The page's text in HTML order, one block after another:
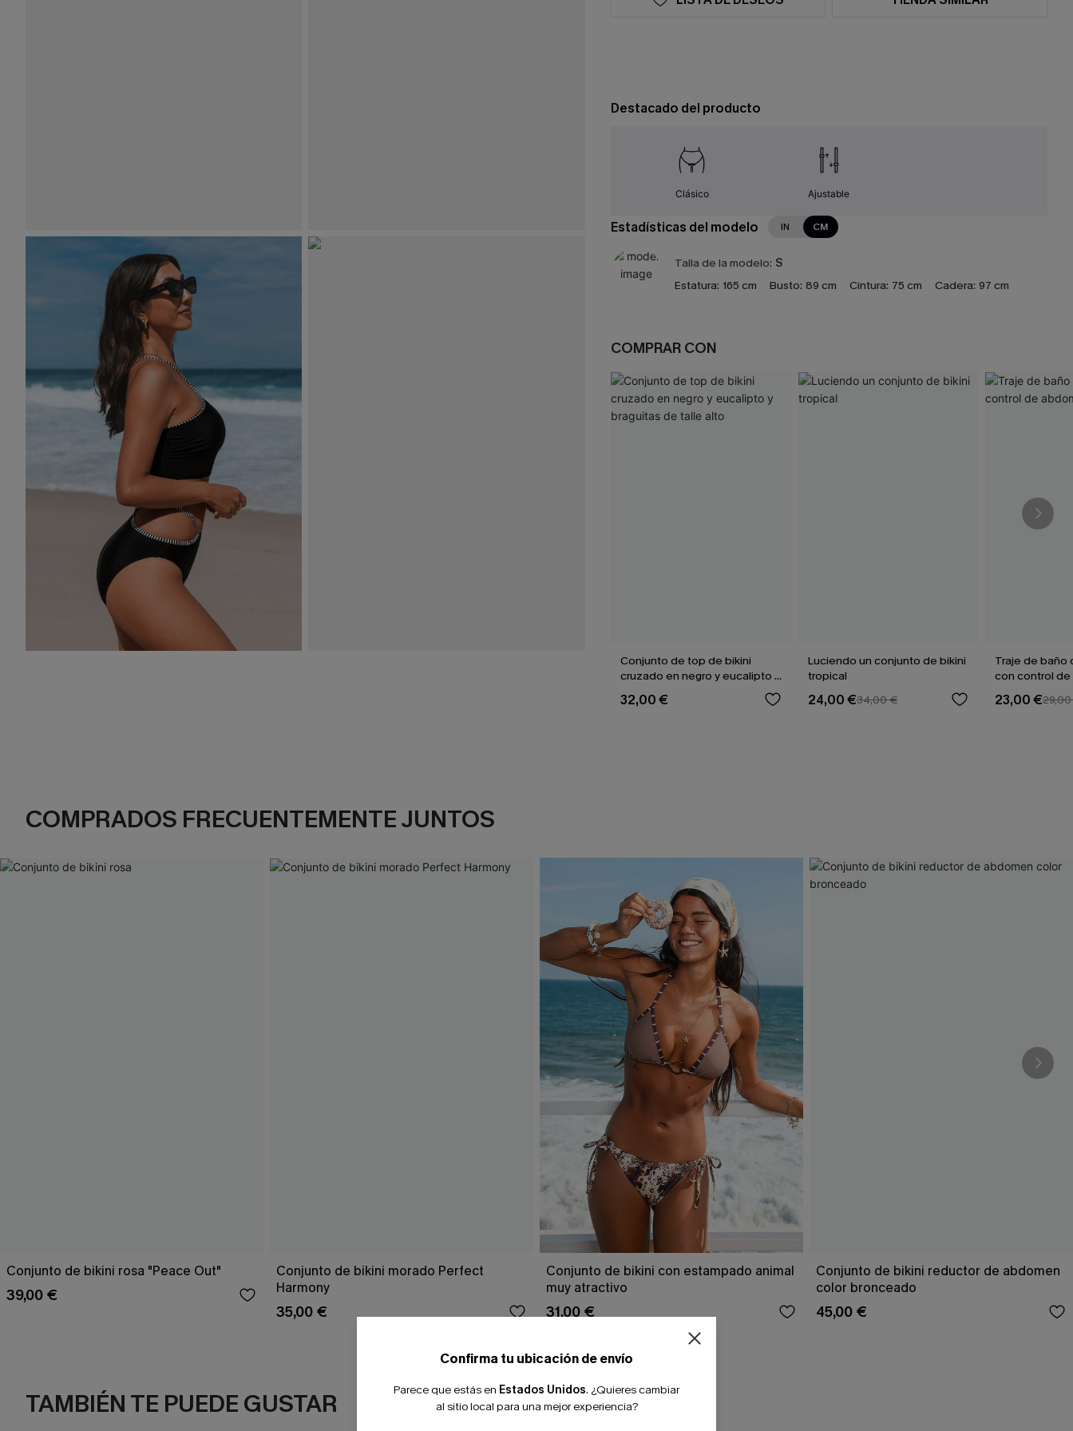
Destacado del producto
Clásico Ajustable
Estadísticas del modelo IN CM
Talla de la modelo: S
Estatura: 165 cm Busto: 89 cm Cintura: 75 cm Cadera: 97 cm
COMPRAR CON
Conjunto de top de bikini
cruzado en negro y eucalipto y
braguitas de talle alto
32,00 €
Luciendo un conjunto de bikini
tropical
24,00 €34,00 €
Traje de baño
con control
Sienna Sun
23,00 €
COMPRADOS FRECUENTEMENTE JUNTOS
Conjunto de bikini rosa "Peace Out"
39,00 €
Conjunto de bikini morado Perfect
Harmony
35,00 €
Conjunto de bikini con estampado animal
muy atractivo
31,00 €
Conjunto de bikini reductor de abdomen
color bronceado
45,00 €
TAMBIÉN TE PUEDE GUSTAR
Confirma tu ubicación de envío
Parece que estás en Estados Unidos. ¿Quieres cambiar
al sitio local para una mejor experiencia?
¿NUEVO EN CUPSHE?
-10% extra sin compra mínima